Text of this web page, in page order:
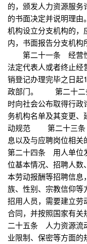
的，颁发人力资源服
的书面决定并说明
机构设立分支机构的，
内，书面报告分支机构
第二十一条 经营性
法定代表人或者终止经
销登记办理完毕之日起
政部门。 第二十二
时向社会公布取得行
务机构名单及其变更
动规范 第二十三条
息以及与应聘岗位相
第二十四条 用人单位
位基本情况、招聘人数
本劳动报酬等招聘信息
族、性别、宗教信仰
招用人员，需要建立劳
合同，并按照国家有
二十五条 人力资源流
业限制、保密等方